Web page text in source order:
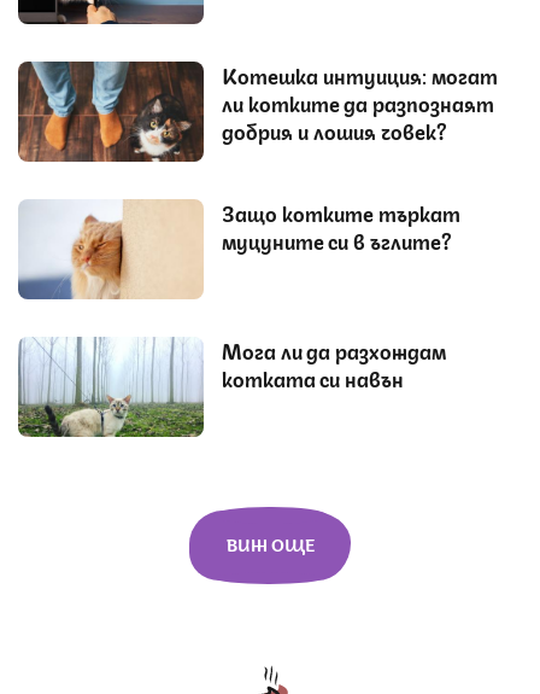
Котешка интуиция: могат
ли котките да разпознаят
добрия и лошия човек?
Защо котките търкат
муцуните си в ъглите?
Мога ли да разхождам
котката си навън
ВИЖ ОЩЕ